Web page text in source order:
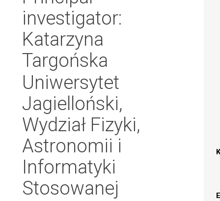
investigator:
Katarzyna
Targońska
Uniwersytet
Jagielloński,
Wydział Fizyki,
Astronomii i
Informatyki
Stosowanej